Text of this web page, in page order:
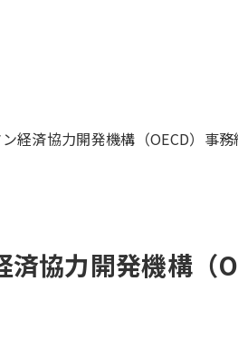
経済協力開発機構（OECD）事
協力開発機構（